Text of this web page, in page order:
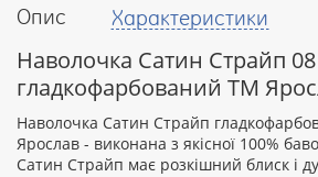
Опис Характеристики
Наволочка Сатин Страйп 08
гладкофарбований ТМ
Наволочка Сатин Страйп
Ярослав - виконана з якісної 100%
Сатин Страйп має розкішний блиск і
Ваш